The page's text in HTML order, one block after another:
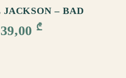
– BAD
₾